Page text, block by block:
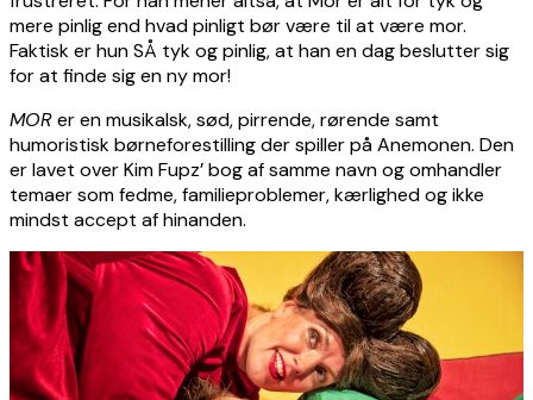
mere pinlig end hvad pinligt bør være til at være mor.
Faktisk er hun SÅ tyk og pinlig, at han en dag beslutter sig
for at finde sig en ny mor!
MORer en musikalsk, sød, pirrende, rørende samt
humoristisk børneforestilling der spiller på Anemonen. Den
er lavet over Kim Fupz’ bog af samme navn og omhandler
temaer som fedme, familieproblemer, kærlighed og ikke
mindst accept af hinanden.